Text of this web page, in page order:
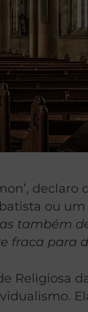
ou
também
fraca para